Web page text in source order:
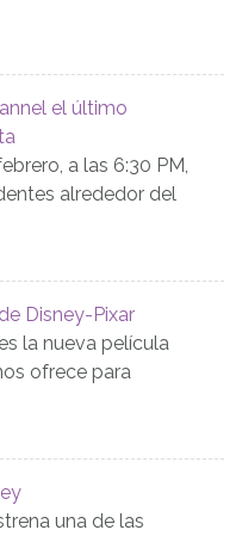
el último
a las 6:30 PM,
alrededor del
Disney-Pixar
la nueva película
ofrece para
una de las